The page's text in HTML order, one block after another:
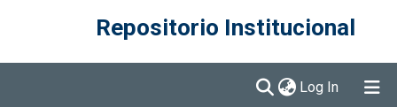
Repositorio Institucional
Log In (current)